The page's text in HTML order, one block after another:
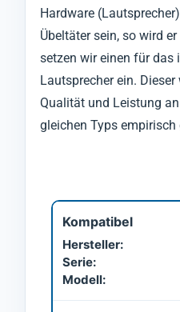
Hardware
Übeltäter sein, so wird
setzen wir einen für
Lautsprecher ein.
Qualität und Leistung
gleichen Typs empirisch
Kompatibel
Hersteller:
Serie:
Modell: